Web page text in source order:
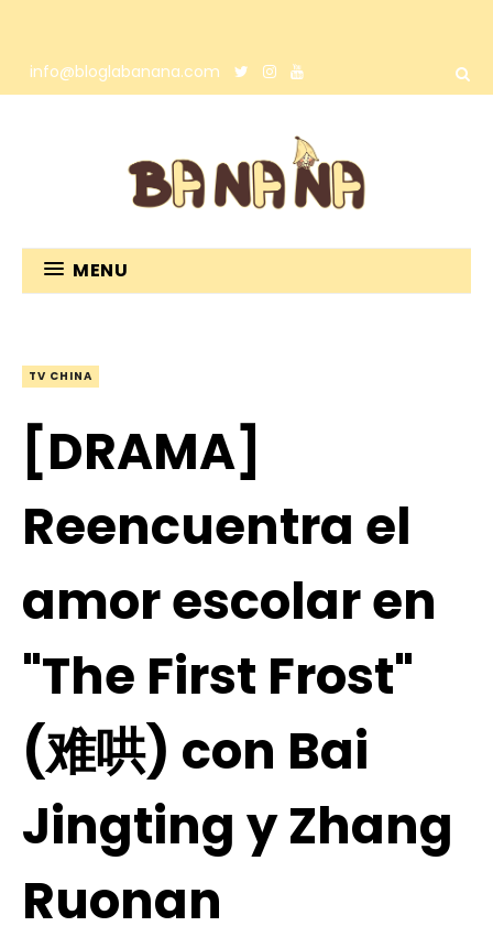
info@bloglabanana.com
MENU
TV CHINA
[DRAMA]
Reencuentra el
amor escolar en
"The First Frost"
(难哄) con Bai
Jingting y Zhang
Ruonan